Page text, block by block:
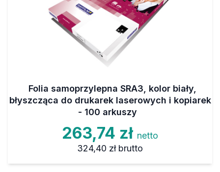
Folia samoprzylepna SRA3, kolor biały,
błyszcząca do drukarek laserowych i kopiarek
- 100 arkuszy
263,74 zł netto
324,40 zł brutto